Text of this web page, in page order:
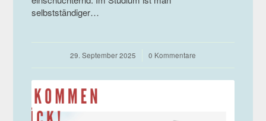
selbstständiger…
29. September 2025
/ 0 Kommentare